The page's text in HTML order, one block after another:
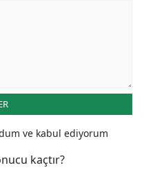
ve kabul ediyorum
kaçtır?